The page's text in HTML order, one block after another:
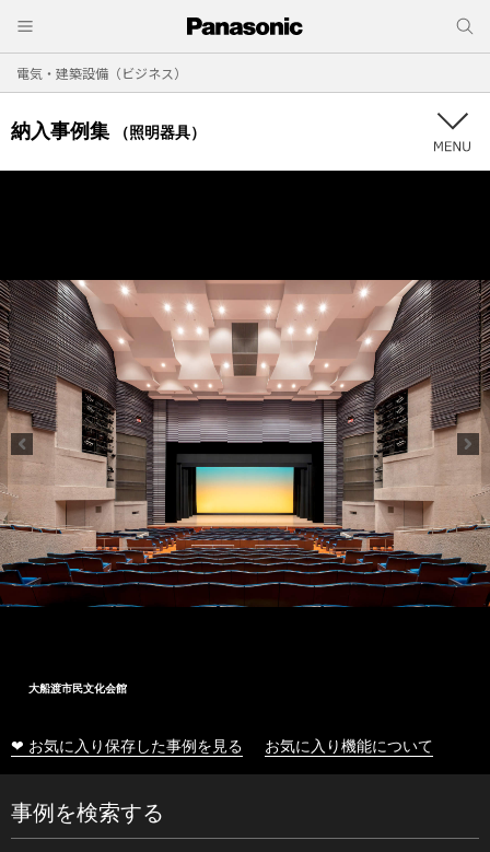
電気・建築設備（ビジネス）
納入事例集 （照明器具）
大船渡市民文化会館
❤ お気に入り保存した事例を見る お気に入り機能について
事例を検索する